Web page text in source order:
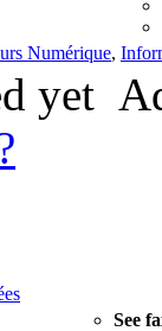
Numérique,
yet
See